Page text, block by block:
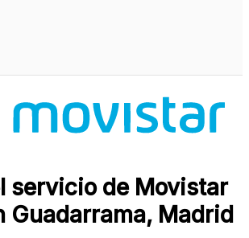
servicio de Movistar
Guadarrama, Madrid